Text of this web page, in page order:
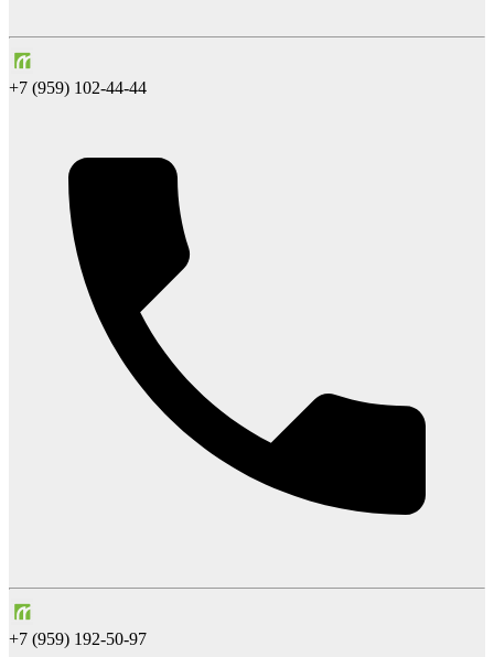
+7 (959) 102-44-44
+7 (959) 192-50-97